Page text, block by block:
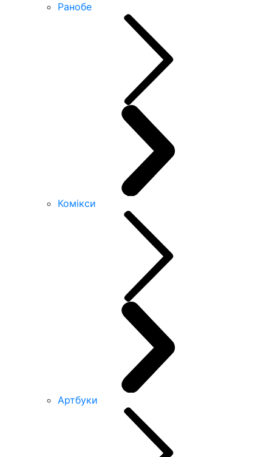
Ранобе
Комікси
Артбуки